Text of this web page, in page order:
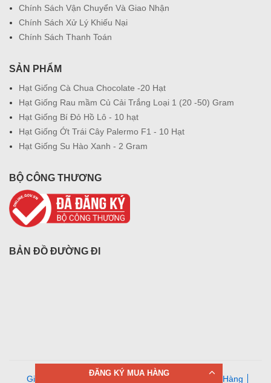
Chính Sách Vận Chuyển Và Giao Nhận
Chính Sách Xử Lý Khiếu Nại
Chính Sách Thanh Toán
SẢN PHẨM
Hạt Giống Cà Chua Chocolate -20 Hạt
Hạt Giống Rau mầm Củ Cải Trắng Loại 1 (20 -50) Gram
Hạt Giống Bí Đỏ Hồ Lô - 10 hạt
Hạt Giống Ớt Trái Cây Palermo F1 - 10 Hạt
Hạt Giống Su Hào Xanh - 2 Gram
BỘ CÔNG THƯƠNG
BẢN ĐỒ ĐƯỜNG ĐI
Giới Thiệu Tin Tức Liên Hệ Điều Khoản Mua Hàng
ĐĂNG KÝ MUA HÀNG